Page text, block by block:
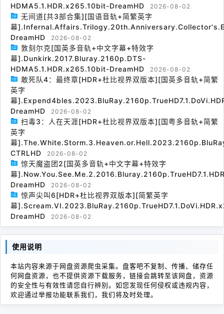
HDMA5.1.HDR.x265.10bit-DreamHD
2026-08-02
无间道[共3部合集][国语音轨+简繁英字
幕
DreamHD
2026-08-02
敦刻尔克[国英多音轨+中文字幕+特效字
幕].Dunkirk.2017.Bluray.2160p.DTS-
HDMA5.1.HDR.x265.10bit-DreamHD
2026-08-02
敢死队4：最终章[HDR+杜比视界双版本][国英多音轨+简繁
英字
幕
DreamHD
2026-08-02
扫毒3：人在天涯[HDR+杜比视界双版本][国粤多音轨+简繁
英字
幕
CTRLHD
2026-08-02
惊天魔盗团2[国英多音轨+中文字幕+特效字
幕
DreamHD
2026-08-02
惊声尖叫6[HDR+杜比视界双版本][简繁英字
幕
DreamHD
2026-08-02
使用说明
本站内容来源于网盘资源爬虫采集。盘客吧不复制、传播、储存任
何网盘资源，也不提供资源下载服务，链接会跳转至该网盘，资源
的安全性与有效性请您自行辨别。如您发现任何侵权或违规内容，
欢迎通过举报功能联系我们，我们将及时处理。